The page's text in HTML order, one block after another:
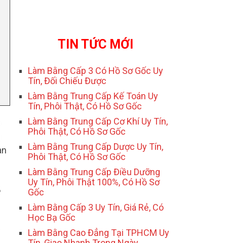
TIN TỨC MỚI
Làm Bằng Cấp 3 Có Hồ Sơ Gốc Uy
Tín, Đối Chiếu Được
Làm Bằng Trung Cấp Kế Toán Uy
Tín, Phôi Thật, Có Hồ Sơ Gốc
Làm Bằng Trung Cấp Cơ Khí Uy Tín,
Phôi Thật, Có Hồ Sơ Gốc
Làm Bằng Trung Cấp Dược Uy Tín,
Phôi Thật, Có Hồ Sơ Gốc
Làm Bằng Trung Cấp Điều Dưỡng
Uy Tín, Phôi Thật 100%, Có Hồ Sơ
Gốc
Làm Bằng Cấp 3 Uy Tín, Giá Rẻ, Có
Học Bạ Gốc
Làm Bằng Cao Đẳng Tại TPHCM Uy